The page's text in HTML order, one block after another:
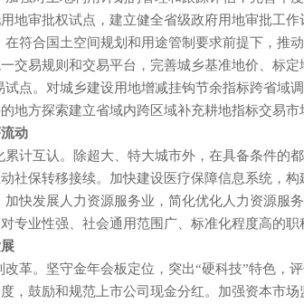
地审批权试点，建立健全省级政府用地审批工
符合国土空间规划和用途管制要求前提下，推动
交易规则和交易平台，完善城乡基准地价、标
试点。对城乡建设用地增减挂钩节余指标跨省
件的地方探索建立省域内跨区域补充耕地指标交易
动
累计互认。除超大、特大城市外，在具备条件
社保转移接续。加快建设医疗保障信息系统，构
。加快发展人力资源服务业，简化优化人力资
业性强、社会通用范围广、标准化程度高的职
改革。坚守金年会板定位，突出“硬科技”特色
，鼓励和规范上市公司现金分红。加强资本市场